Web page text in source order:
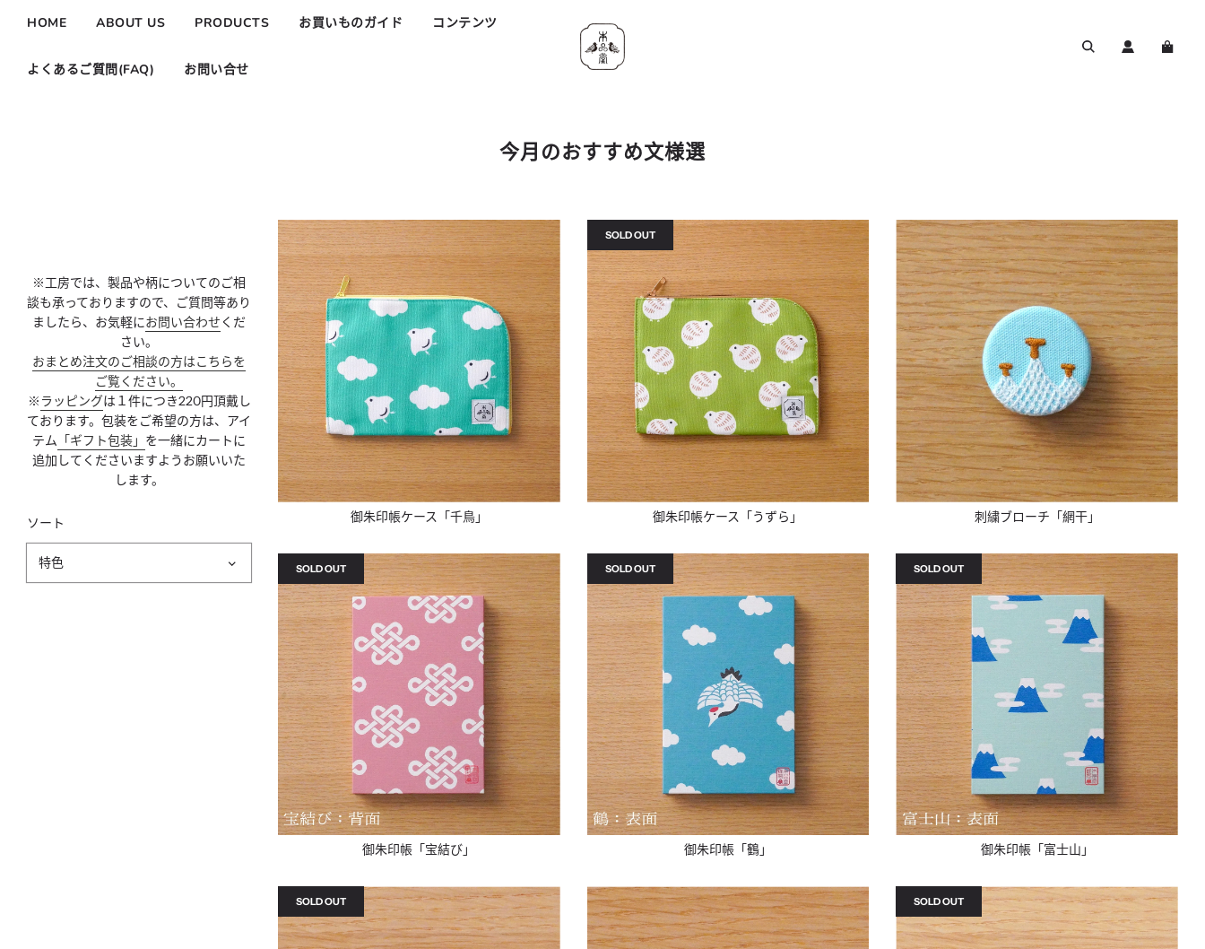
HOME ABOUT US PRODUCTS お買いものガイド コンテンツ
よくあるご質問(FAQ) お問い合せ
今月のおすすめ文様選
※工房では、製品や柄についてのご相
談も承っておりますので、
ご質問等あり
ましたら、お気軽にお問い合わせ くだ
さい。
おまとめ注文のご相談の方はこちらを
ご覧ください。
※ ラッピングは１件につき220円頂戴し
ております。包装をご希望の方は、アイ
テム 「ギフト包装」 を一緒にカートに
追加してくださいますようお願いいた
します。
ソート 御朱印帳ケース「千鳥」
SOLD OUT
御朱印帳ケース「うずら」 刺繍ブローチ「網干」
SOLD OUT
御朱印帳「宝結び」
SOLD OUT
御朱印帳「鶴」
SOLD OUT
御朱印帳「富士山」
SOLD OUT SOLD OUT